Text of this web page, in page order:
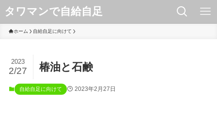
タワマンで自給自足
ホーム 自給自足に向けて
椿油と石鹸
2023
2/27
自給自足に向けて 2023年2月27日